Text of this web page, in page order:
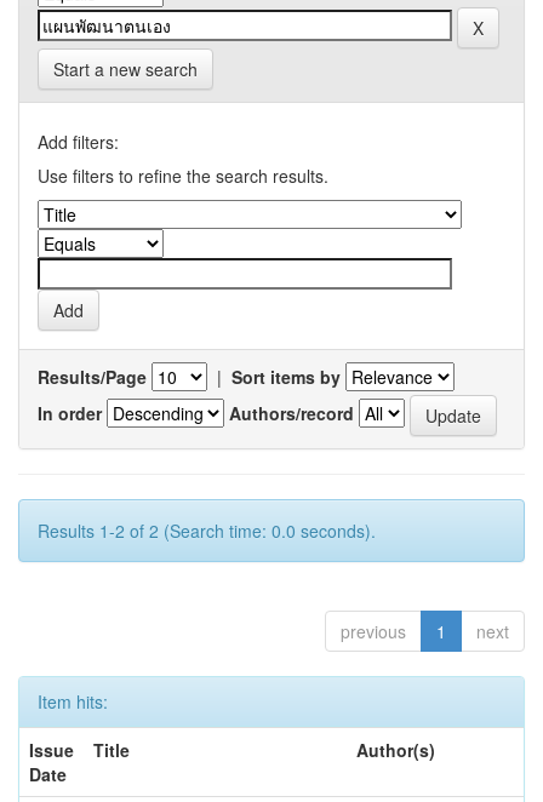
Start a new search
Add filters:
Use filters to refine the search results.
Results/Page | Sort items by
In order
Authors/record
Results 1-2 of 2 (Search time: 0.0 seconds).
previous 1 next
Item hits:
Issue
Date
Title Author(s)